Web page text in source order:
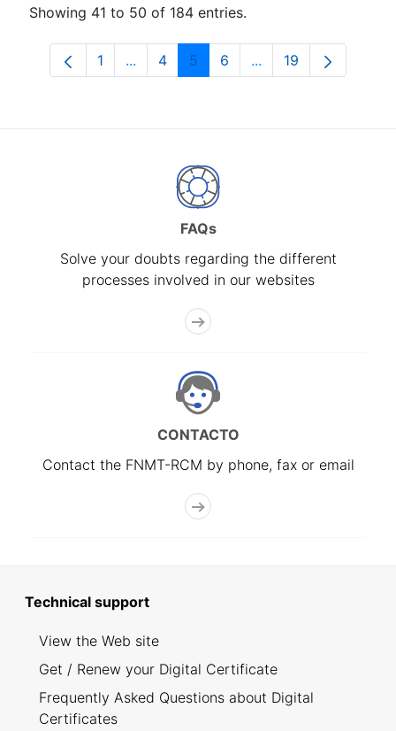
Showing 41 to 50 of 184 entries.
Page
1 ...Intermediate Pages Use TAB to
Page
4 Page
5 Page
6 ...Intermediate Pages
Page
19
FAQs
Solve your doubts regarding the different
processes involved in our websites
CONTACTO
Contact the FNMT-RCM by phone, fax or email
Technical support
View the Web site
Get / Renew your Digital Certificate
Frequently Asked Questions about Digital
Certificates